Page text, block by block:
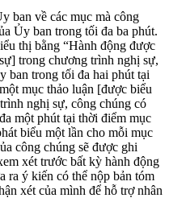
ban về các mục mà công
Ủy ban trong tối đa ba phút.
thị bằng “Hành động được
trong chương trình nghị sự,
ban trong tối đa hai phút tại
mục thảo luận [được biểu
nghị sự, công chúng có
một phút tại thời điểm mục
biểu một lần cho mỗi mục
công chúng sẽ được ghi
xét trước bất kỳ hành động
ra ý kiến có thể nộp bản tóm
xét của mình để hỗ trợ nhân